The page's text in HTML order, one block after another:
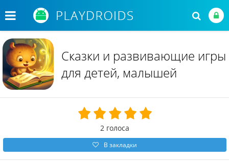
Сказки и развивающие игры
для детей, малышей
2 голоса
В закладки